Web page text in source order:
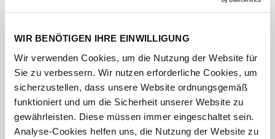
WIR BENÖTIGEN IHRE EINWILLIGUNG
Wir verwenden Cookies, um die Nutzung der Website für
Sie zu verbessern. Wir nutzen erforderliche Cookies, um
sicherzustellen, dass unsere Website ordnungsgemäß
funktioniert und um die Sicherheit unserer Website zu
gewährleisten. Diese müssen immer eingeschaltet sein.
Analyse-Cookies helfen uns, die Nutzung der Website zu
Prof Dr. Christof Weiß | Von
Audiodaten lernen: Über die
quantitative Analyse musikalischer
Stilistik